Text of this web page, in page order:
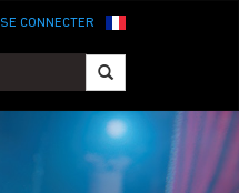
SE CONNECTER